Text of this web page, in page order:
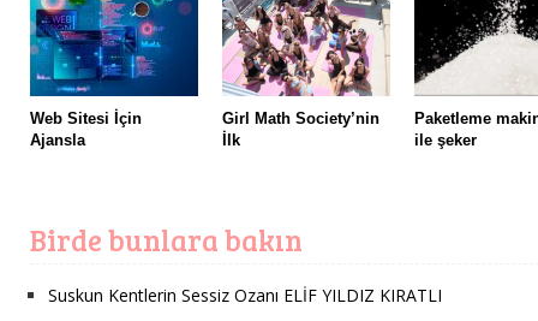
Web Sitesi İçin
Ajansla
Girl Math Society’nin
İlk
Paketleme
ile şeker
Birde bunlara bakın
Suskun Kentlerin Sessiz Ozanı ELİF YILDIZ KIRATLI